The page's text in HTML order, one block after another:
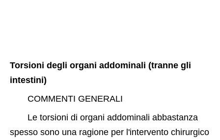
Torsioni degli organi addominali (tranne gli
intestini)
COMMENTI GENERALI
Le torsioni di organi addominali abbastanza
spesso sono una ragione per l'intervento chirurgico